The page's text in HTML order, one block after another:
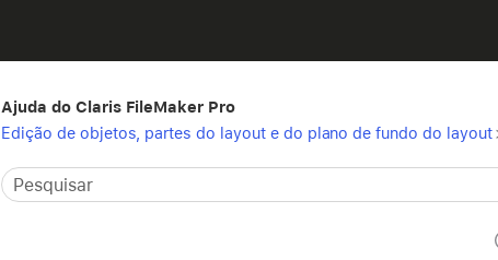
Ajuda do Claris FileMaker Pro
Edição de objetos, partes do layout e do plano de fundo do layout